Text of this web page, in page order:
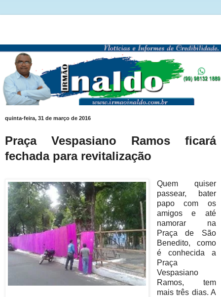
quinta-feira, 31 de março de 2016
Praça Vespasiano Ramos ficará
fechada para revitalização
Quem quiser
passear, bater
papo com os
amigos e até
namorar na
Praça de São
Benedito, como
é conhecida a
Praça
Vespasiano
Ramos, tem
mais três dias. A